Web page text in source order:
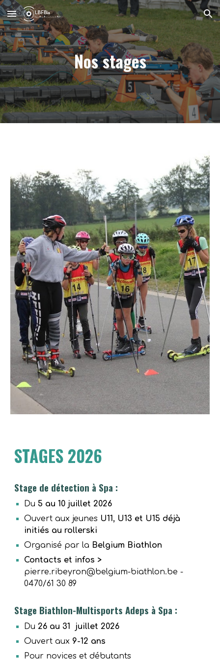
Skip to main content Skip to navigation
Nos stages
STAGES 2026
Stage de détection à Spa :
Du 5 au 10 juillet 2026
Ouvert aux jeunes U11, U13 et U15 déjà
initiés au rollerski
Organisé par la Belgium Biathlon
Contacts et infos >
pierre.ribeyron@belgium-biathlon.be -
0470/61 30 89
Stage Biathlon-Multisports Adeps à Spa :
Du 26 au 31
juillet 2026
Ouvert aux 9-12 ans
Pour novices et débutants